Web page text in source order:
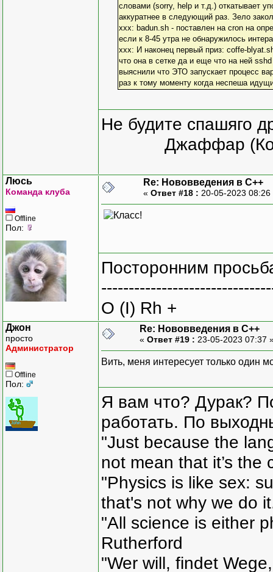
словами (sorry, help и т.д.) откатывает
аккуратнее в следующий раз. Зело
xxx: badun.sh - поставлен на cron на
если к 8-45 утра не обнаружилось
xxx: И наконец первый приз: coffe-
что она в сетке да и еще что на ней
выяснили что ЭТО запускает процесс
раз к тому моменту когда неспеша
Не будите спашяго
Джаффар
Люсь
Команда клуба
Offline
Пол:
Re: Нововведения в С++
« Ответ #18 : 20-05-2023
Посторонним
O (I) Rh +
Джон
просто
Администратор
Offline
Пол:
Re: Нововведения в С++
« Ответ #19 : 23-05-2023 07:37
Вить, меня интересует только один
Я вам что? Дурак?
работать. По
"Just because the
not mean that it’s the
"Physics is like sex:
that's not why we do
"All science is either
Rutherford
"Wer will, findet